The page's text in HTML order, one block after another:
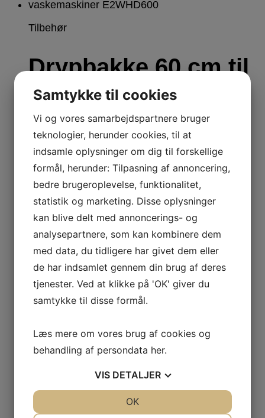
Tilbehør
Drypbakke 60 cm til
opvaske- &
vaskemaskiner
E2WHD600
299kr.
Læs mereTilføj til kurv
Tilbehør
Hybridstikprop 16A
Drypbakke 45 cm til
Samtykke til cookies
Vi og vores samarbejdspartnere bruger
teknologier, herunder cookies, til at
indsamle oplysninger om dig til forskellige
formål, herunder: Tilpasning af annoncering,
bedre brugeroplevelse, funktionalitet,
statistik og marketing. Disse oplysninger
kan blive delt med annoncerings- og
analysepartnere, som kan kombinere dem
med data, du tidligere har givet dem eller
de har indsamlet gennem din brug af deres
tjenester. Ved at klikke på 'OK' giver du
samtykke til disse formål.
Læs mere om vores brug af cookies og
behandling af persondata her.
VIS DETALJER
OK